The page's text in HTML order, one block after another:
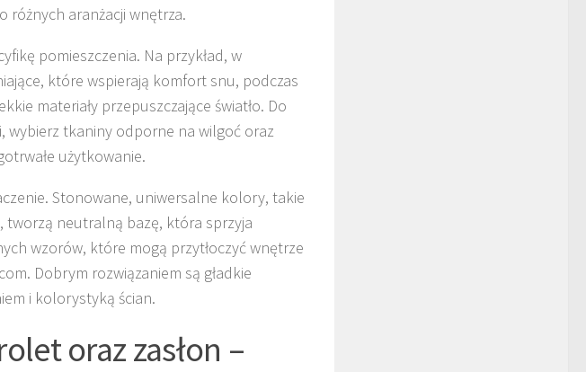
różnych aranżacji wnętrza.
pomieszczenia. Na przykład, w
które wspierają komfort snu, podczas
materiały przepuszczające światło. Do
wybierz tkaniny odporne na wilgoć oraz
użytkowanie.
Stonowane, uniwersalne kolory, takie
tworzą neutralną bazę, która sprzyja
wzorów, które mogą przytłoczyć wnętrze
Dobrym rozwiązaniem są gładkie
i kolorystyką ścian.
oraz zasłon –